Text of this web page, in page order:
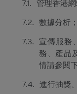
7.1. 管理香港網
7.2. 數據分析；
7.3.
宣傳服務
務、產品
情請參閱
7.4. 進行抽獎